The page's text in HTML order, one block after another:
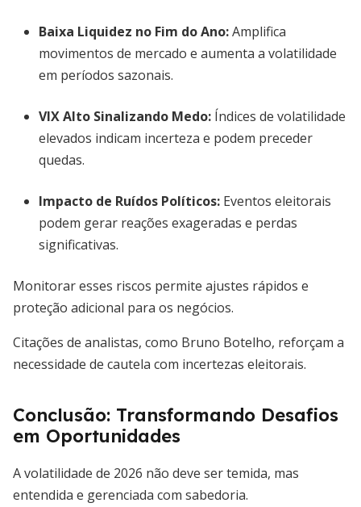
Baixa Liquidez no Fim do Ano:Amplifica
movimentos de mercado e aumenta a volatilidade
em períodos sazonais.
VIX Alto Sinalizando Medo: Índices de volatilidade
elevados indicam incerteza e podem preceder
quedas.
Impacto de Ruídos Políticos: Eventos eleitorais
podem gerar reações exageradas e perdas
significativas.
Monitorar esses riscos permite ajustes rápidos e
proteção adicional para os negócios.
Citações de analistas, como Bruno Botelho, reforçam a
necessidade de cautela com incertezas eleitorais.
Conclusão: Transformando Desafios
em Oportunidades
A volatilidade de 2026 não deve ser temida, mas
entendida e gerenciada com sabedoria.